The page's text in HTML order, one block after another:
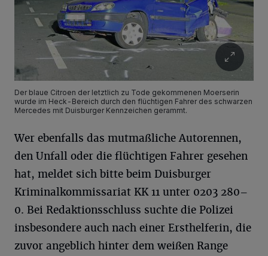
Der blaue Citroen der letztlich zu Tode gekommenen Moerserin
wurde im Heck-Bereich durch den flüchtigen Fahrer des schwarzen
Mercedes mit Duisburger Kennzeichen gerammt.
Wer ebenfalls das mutmaßliche Autorennen,
den Unfall oder die flüchtigen Fahrer gesehen
hat, meldet sich bitte beim Duisburger
Kriminalkommissariat KK 11 unter 0203 280–
0. Bei Redaktionsschluss suchte die Polizei
insbesondere auch nach einer Ersthelferin, die
zuvor angeblich hinter dem weißen Range